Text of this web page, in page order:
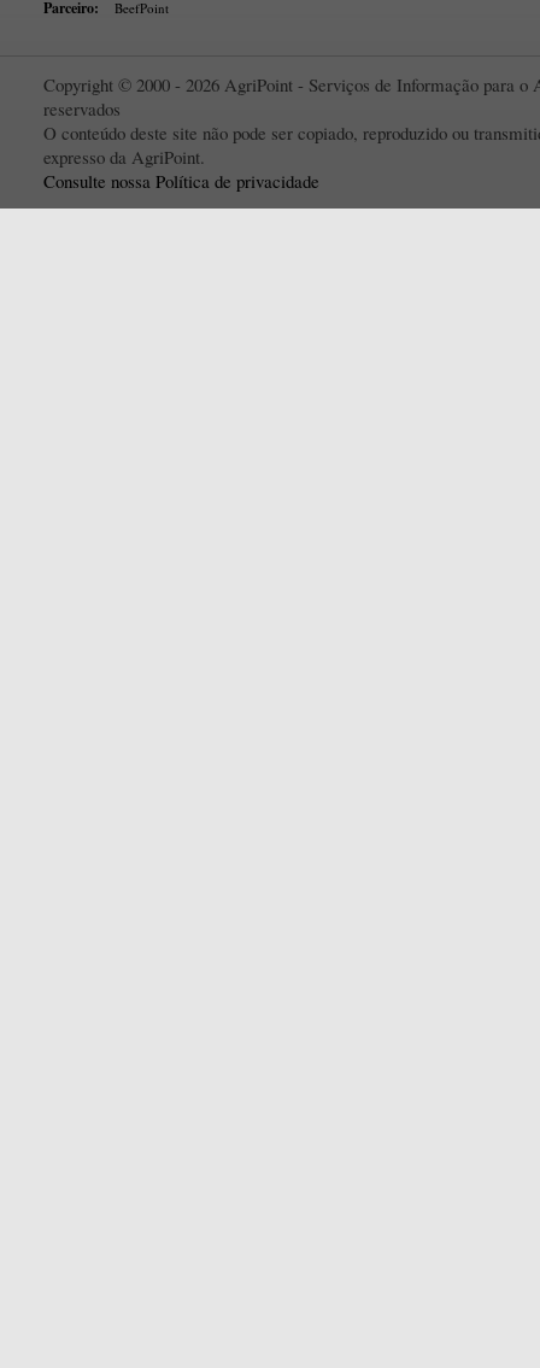
Parceiro: BeefPoint
Copyright © 2000 - 2026 AgriPoint - Serviços de Informação para o
reservados
O conteúdo deste site não pode ser copiado, reproduzido ou
expresso da AgriPoint.
Consulte nossa Política de privacidade